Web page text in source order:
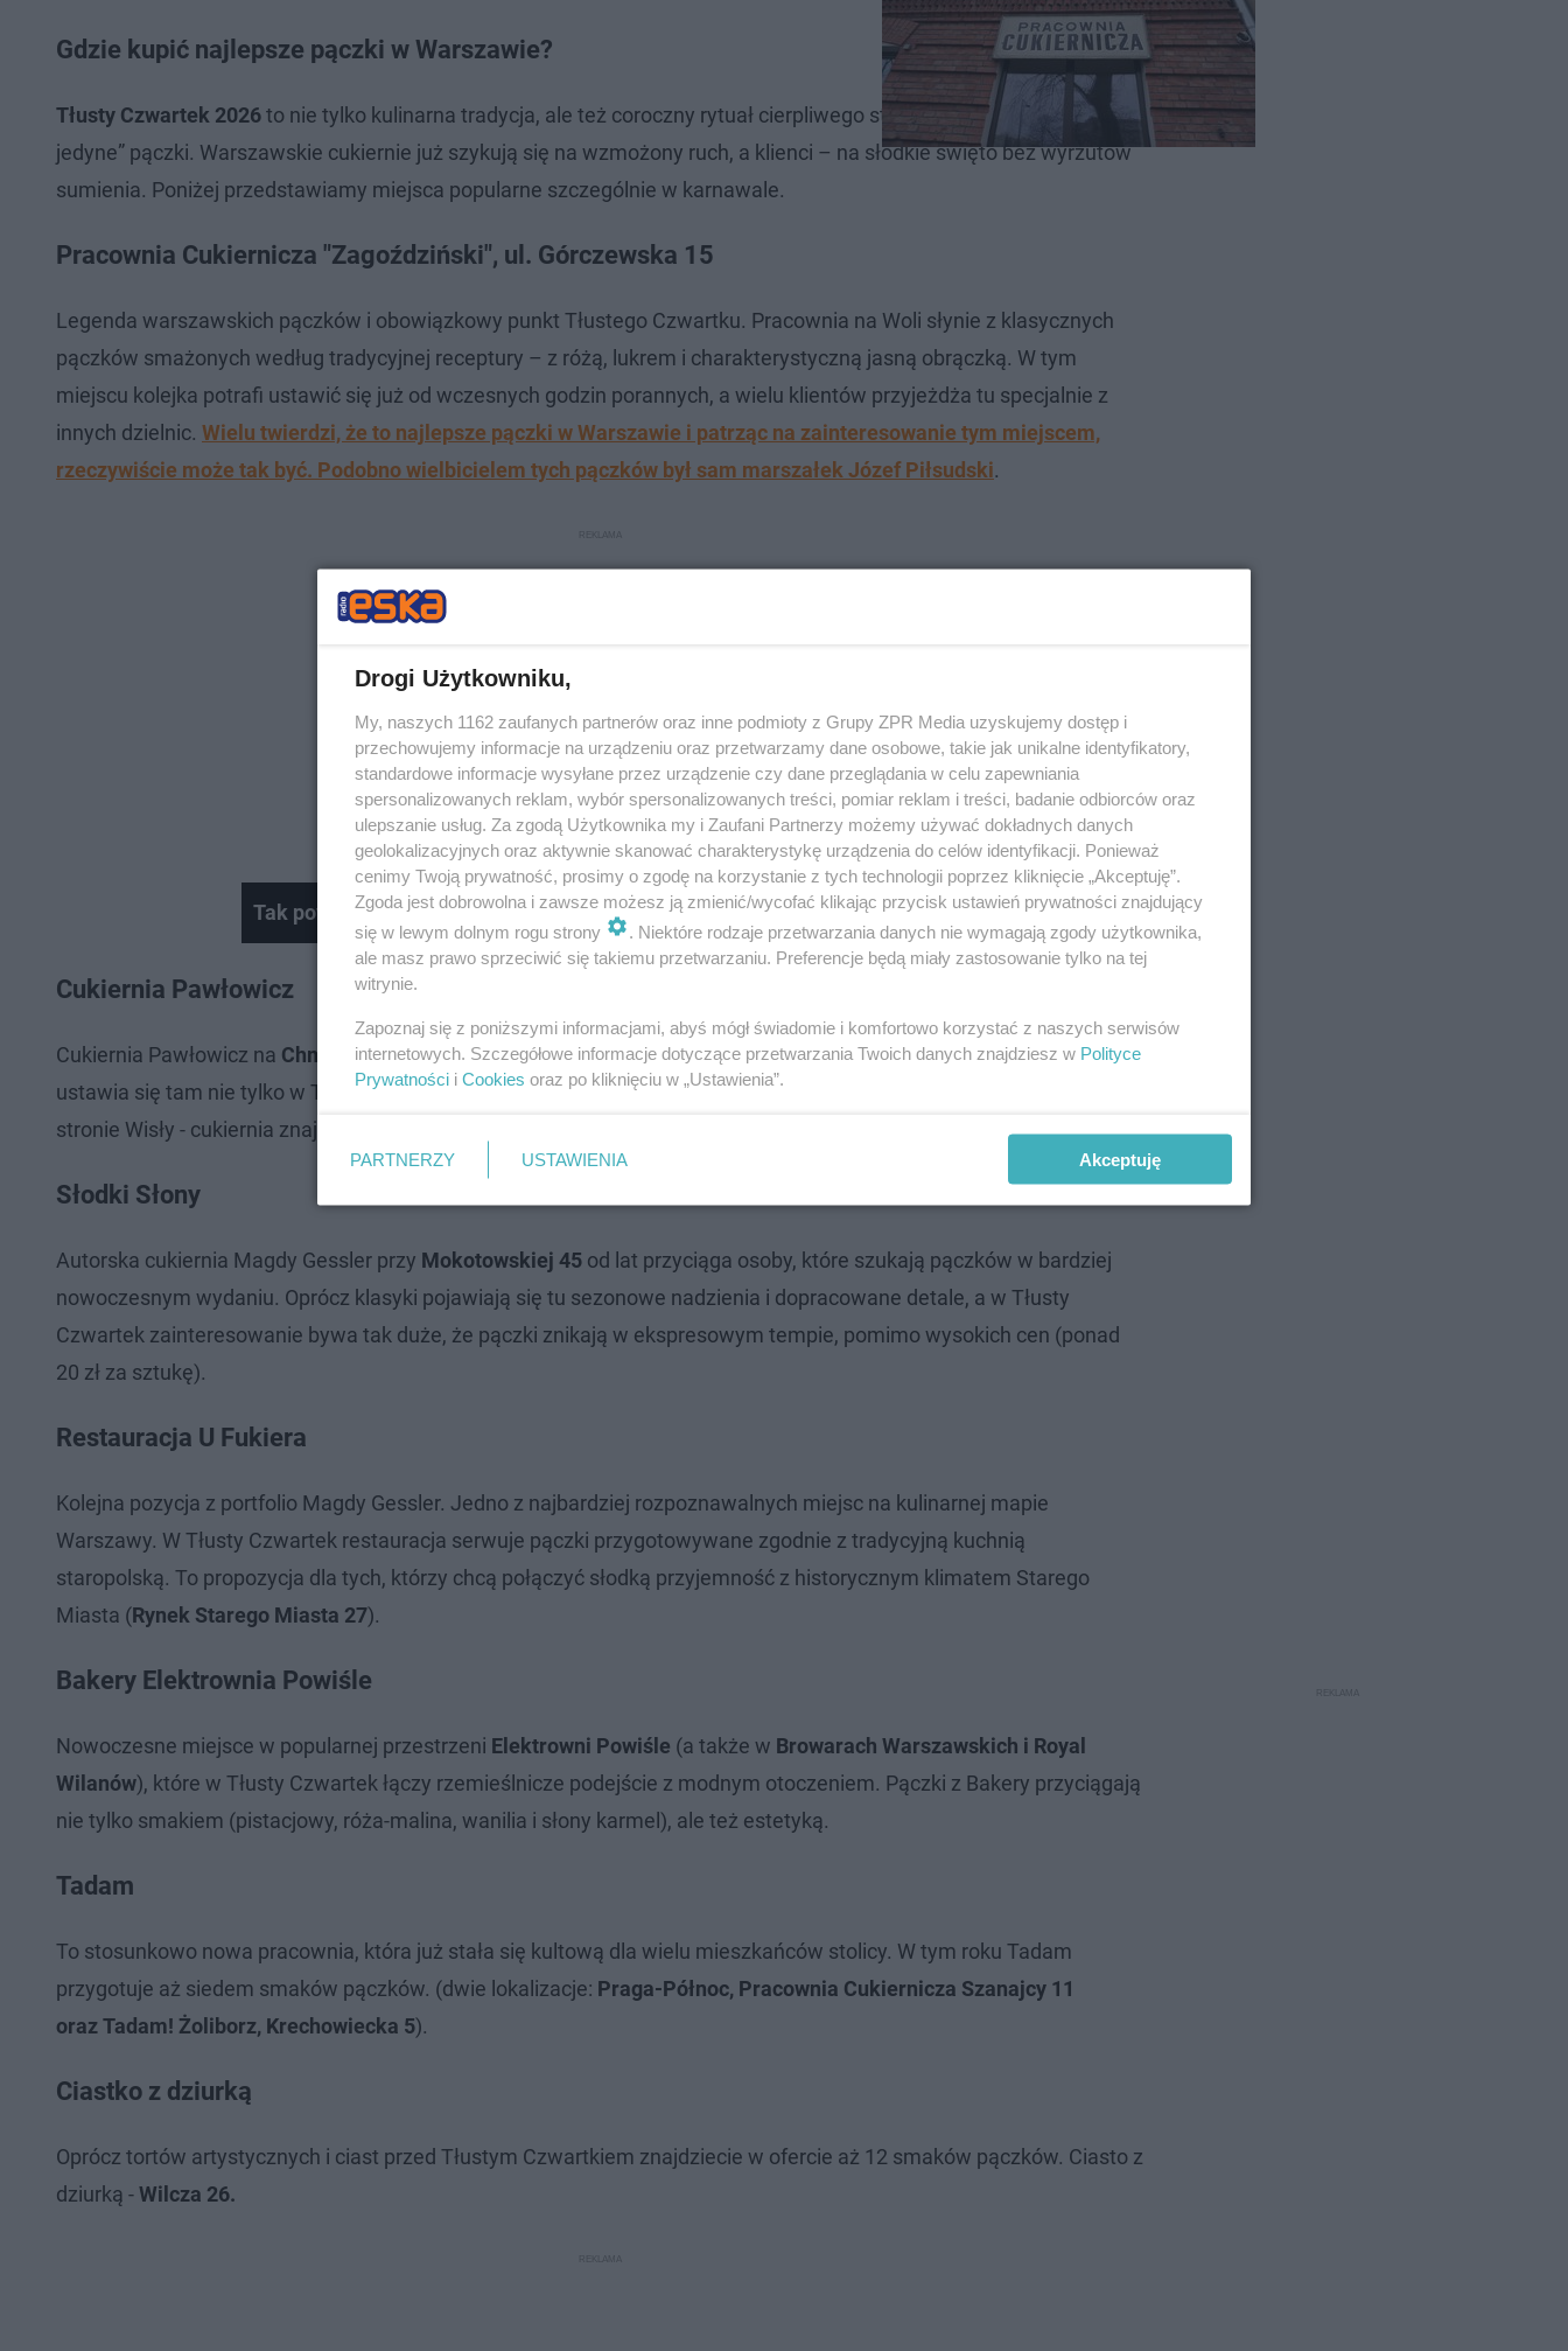
Gdzie kupić najlepsze pączki w Warszawie?
Tłusty Czwartek 2026to nie tylko kulinarna tradycja, ale też coroczny rytuał cierpliwego stania w kolejkach po „te
jedyne” pączki. Warszawskie cukiernie już szykują się na wzmożony ruch, a klienci – na słodkie święto bez wyrzutów
sumienia. Poniżej przedstawiamy miejsca popularne szczególnie w karnawale.
Pracownia Cukiernicza "Zagoździński", ul. Górczewska 15
Legenda warszawskich pączków i obowiązkowy punkt Tłustego Czwartku. Pracownia na Woli słynie z klasycznych
pączków smażonych według tradycyjnej receptury – z różą, lukrem i charakterystyczną jasną obrączką. W tym
miejscu kolejka potrafi ustawić się już od wczesnych godzin porannych, a wielu klientów przyjeżdża tu specjalnie z
innych dzielnic. Wielu twierdzi, że to najlepsze pączki w Warszawie i patrząc na zainteresowanie tym miejscem,
rzeczywiście może tak być. Podobno wielbicielem tych pączków był sam marszałek Józef Piłsudski.
Tak powstają pączki na tłusty czwartek
Cukiernia Pawłowicz
Cukiernia Pawłowicz na Chmielnej 13jest uznawana za jedną z najlepszych w Warszawie. Kolejka po gorące pączki
ustawia się tam nie tylko w Tłusty Czwartek. Mało kto wie, że Cukiernia Pawłowicz znajduje się także po prawej
stronie Wisły - cukiernia znajduje się też w pasażu przy centrum handlowym King Cross Praga - ul. Jubilerska 1/3.
Słodki Słony
Autorska cukiernia Magdy Gessler przy Mokotowskiej 45 od lat przyciąga osoby, które szukają pączków w bardziej
nowoczesnym wydaniu. Oprócz klasyki pojawiają się tu sezonowe nadzienia i dopracowane detale, a w Tłusty
Czwartek zainteresowanie bywa tak duże, że pączki znikają w ekspresowym tempie, pomimo wysokich cen (ponad
20 zł za sztukę).
Restauracja U Fukiera
Kolejna pozycja z portfolio Magdy Gessler. Jedno z najbardziej rozpoznawalnych miejsc na kulinarnej mapie
Warszawy. W Tłusty Czwartek restauracja serwuje pączki przygotowywane zgodnie z tradycyjną kuchnią
staropolską. To propozycja dla tych, którzy chcą połączyć słodką przyjemność z historycznym klimatem Starego
Miasta (Rynek Starego Miasta 27).
Bakery Elektrownia Powiśle
Nowoczesne miejsce w popularnej przestrzeni Elektrowni Powiśle (a także w Browarach Warszawskich i Royal
Wilanów), które w Tłusty Czwartek łączy rzemieślnicze podejście z modnym otoczeniem. Pączki z Bakery przyciągają
nie tylko smakiem (pistacjowy, róża-malina, wanilia i słony karmel), ale też estetyką.
Tadam
To stosunkowo nowa pracownia, która już stała się kultową dla wielu mieszkańców stolicy. W tym roku Tadam
przygotuje aż siedem smaków pączków. (dwie lokalizacje: Praga-Północ, Pracownia Cukiernicza Szanajcy 11
oraz Tadam! Żoliborz, Krechowiecka 5).
Ciastko z dziurką
Oprócz tortów artystycznych i ciast przed Tłustym Czwartkiem znajdziecie w ofercie aż 12 smaków pączków. Ciasto z
dziurką -Wilcza 26.
Drogi Użytkowniku,
My, naszych 1162 zaufanych partnerów oraz inne podmioty z Grupy ZPR Media uzyskujemy dostęp i
przechowujemy informacje na urządzeniu oraz przetwarzamy dane osobowe, takie jak unikalne identyfikatory,
standardowe informacje wysyłane przez urządzenie czy dane przeglądania w celu zapewniania
spersonalizowanych reklam, wybór spersonalizowanych treści, pomiar reklam i treści, badanie odbiorców oraz
ulepszanie usług. Za zgodą Użytkownika my i Zaufani Partnerzy możemy używać dokładnych danych
geolokalizacyjnych oraz aktywnie skanować charakterystykę urządzenia do celów identyfikacji. Ponieważ
cenimy Twoją prywatność, prosimy o zgodę na korzystanie z tych technologii poprzez kliknięcie „Akceptuję”.
Zgoda jest dobrowolna i zawsze możesz ją zmienić/wycofać klikając przycisk ustawień prywatności znajdujący
się w lewym dolnym rogu strony
. Niektóre rodzaje przetwarzania danych nie wymagają zgody użytkownika,
ale masz prawo sprzeciwić się takiemu przetwarzaniu. Preferencje będą miały zastosowanie tylko na tej
witrynie.
Zapoznaj się z poniższymi informacjami, abyś mógł świadomie i komfortowo korzystać z naszych serwisów
internetowych. Szczegółowe informacje dotyczące przetwarzania Twoich danych znajdziesz w Polityce
Prywatności i Cookies oraz po kliknięciu w „Ustawienia”.
PARTNERZY USTAWIENIA Akceptuję